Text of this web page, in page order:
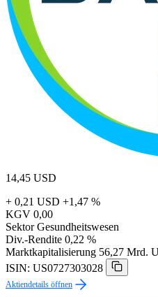
14,45 USD
+ 0,21 USD +1,47 %
KGV 0,00
Sektor Gesundheitswesen
Div.-Rendite 0,22 %
Marktkapitalisierung 56,27 Mrd.
ISIN: US0727303028
Aktiendetails öffnen